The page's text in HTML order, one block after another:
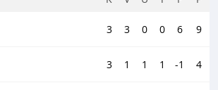
3 3 0 0 6 9
3 1 1 1 -1 4